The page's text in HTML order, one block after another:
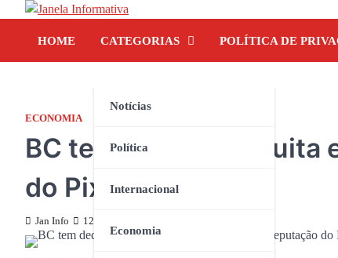
HOME CATEGORIAS
Notícias
Política
Internacional
Economia
POLÍTICA DE
ECONOMIA
BC tem dedicado muita
do Pix, diz diretor
Jan Info 12 de novembro de 2025